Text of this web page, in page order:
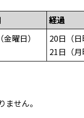
経過
曜日）
20日（日
21日（月
せん。